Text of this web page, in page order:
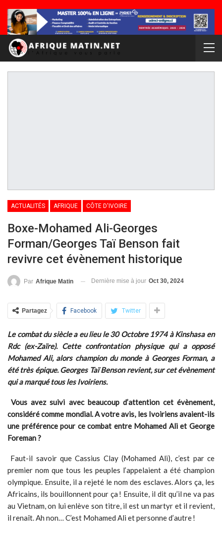
ACTUALITÉS AFRIQUE CÔTE D'IVOIRE
Boxe-Mohamed Ali-Georges
Forman/Georges Taï Benson fait
revivre cet évènement historique
Par Afrique Matin Dernière mise à jour Oct 30, 2024
Partagez Facebook Twitter
Le combat du siècle a eu lieu le 30 Octobre 1974 à Kinshasa en
Rdc (ex-Zaïre). Cette confrontation physique qui a opposé
Mohamed Ali, alors champion du monde à Georges Forman, a
été très épique. Georges Taï Benson revient, sur cet évènement
qui a marqué tous les Ivoiriens.
Vous avez suivi avec beaucoup d’attention cet évènement,
considéré comme mondial. A votre avis, les Ivoiriens avaient-ils
une préférence pour ce combat entre Mohamed Ali et George
Foreman ?
Faut-il savoir que Cassius Clay (Mohamed Ali), c’est par ce
premier nom que tous les peuples l’appelaient a été champion
olympique. Ensuite, il a rejeté le nom des esclaves. Alors ça, les
Africains, ils bouillonnent pour ça ! Ensuite, il dit qu’il ne va pas
au Vietnam, on lui enlève son titre, il est un martyr et il revient,
il renaît. Ah non… C’est Mohamed Ali et personne d’autre !